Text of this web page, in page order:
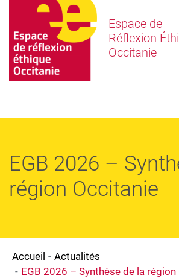
Espace de
Réflexion
Occitanie
EGB 2026 –
région Occitanie
Accueil
Actualités
EGB 2026 – Synthèse de la